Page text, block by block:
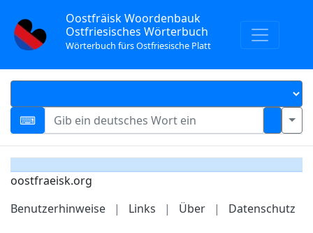
Oostfräisk Woordenbauk
Ostfriesisches Wörterbuch
Wörterbuch fürs Ostfriesische Platt
oostfraeisk.org
Benutzerhinweise
| Links | Über | Datenschutz